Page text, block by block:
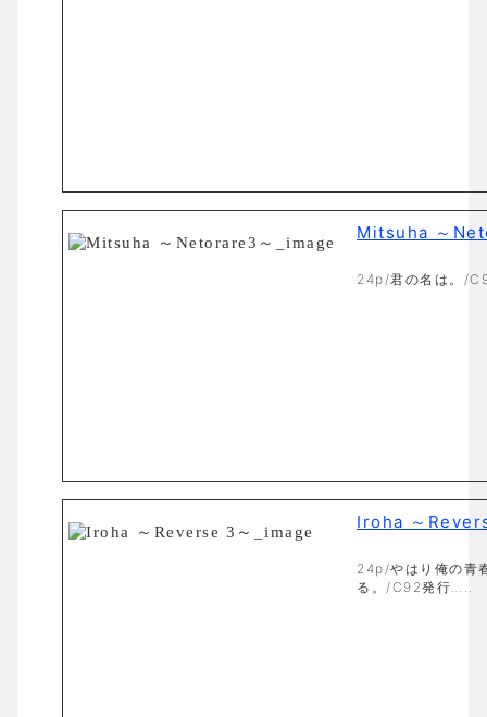
Mitsuha ～
24p/君の名は。/
Iroha ～
24p/やはり俺の青
る。/C92発行…..